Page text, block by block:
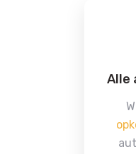
Alle